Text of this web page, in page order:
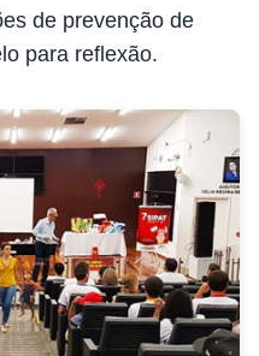
de prevenção de
para reflexão.